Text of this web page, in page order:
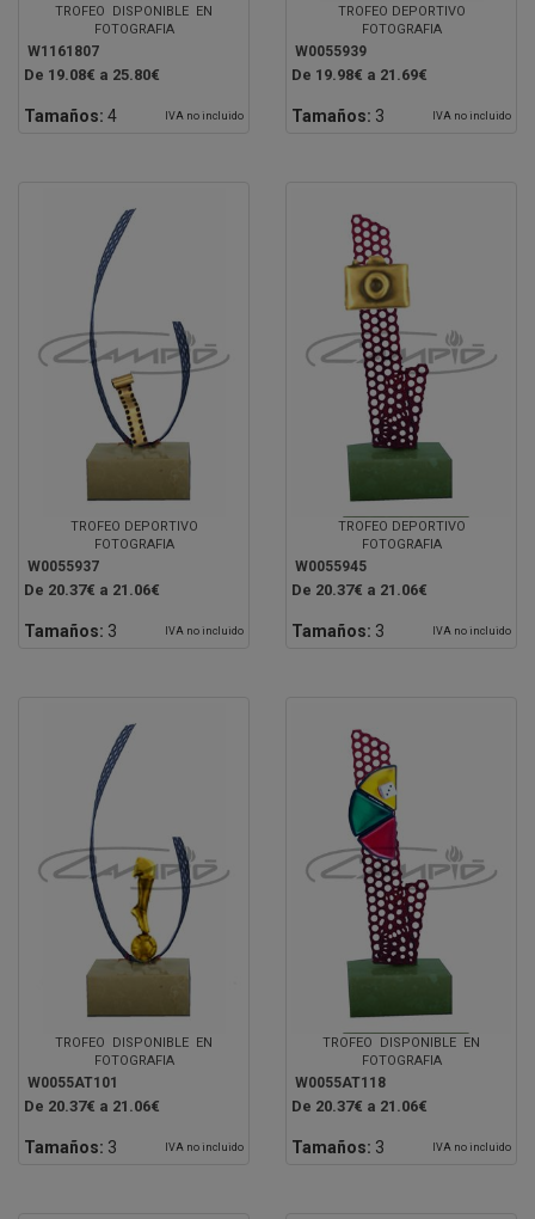
TROFEO DISPONIBLE EN
FOTOGRAFIA
W1161807
De 19.08€ a 25.80€
Tamaños: 4 IVA no incluido
TROFEO DEPORTIVO
FOTOGRAFIA
W0055939
De 19.98€ a 21.69€
Tamaños: 3 IVA no incluido
TROFEO DEPORTIVO
FOTOGRAFIA
W0055937
De 20.37€ a 21.06€
Tamaños: 3 IVA no incluido
TROFEO DEPORTIVO
FOTOGRAFIA
W0055945
De 20.37€ a 21.06€
Tamaños: 3 IVA no incluido
TROFEO DISPONIBLE EN
FOTOGRAFIA
W0055AT101
De 20.37€ a 21.06€
Tamaños: 3 IVA no incluido
TROFEO DISPONIBLE EN
FOTOGRAFIA
W0055AT118
De 20.37€ a 21.06€
Tamaños: 3 IVA no incluido